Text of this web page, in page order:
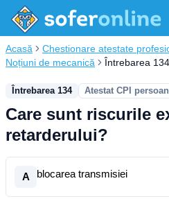
Acasă Chestionare atestate
Noțiuni de mecanică
Întrebarea 134
Întrebarea 134 Atestat CPI
Care sunt riscurile
retarderului?
A blocarea transmisiei